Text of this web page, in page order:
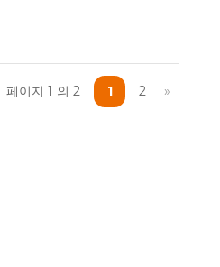
페이지 1 의 2 1 2 »